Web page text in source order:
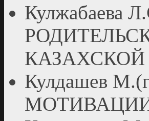
Кулжабаева
Кулдашев